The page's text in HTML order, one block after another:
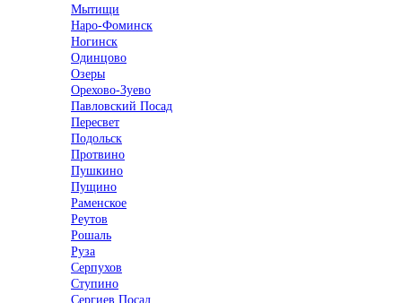
Мытищи
Наро-Фоминск
Ногинск
Одинцово
Озеры
Орехово-Зуево
Павловский Посад
Пересвет
Подольск
Протвино
Пушкино
Пущино
Раменское
Реутов
Рошаль
Руза
Серпухов
Ступино
Сергиев Посад